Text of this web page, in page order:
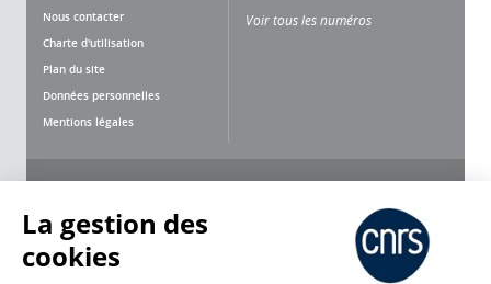
Nous contacter
Charte d'utilisation
Plan du site
Données personnelles
Mentions légales
Voir tous les numéros
La gestion des
cookies